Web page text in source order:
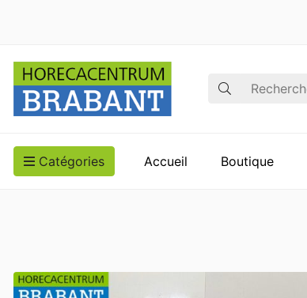
Recherche
Catégories Accueil Boutique